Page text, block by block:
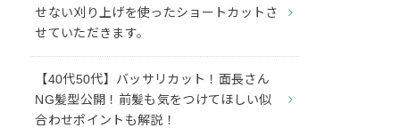
せない刈り上げを使ったショートカットさ
せていただきます。
【40代50代】バッサリカット！面長さん
NG髪型公開！前髪も気をつけてほしい似
合わせポイントも解説！